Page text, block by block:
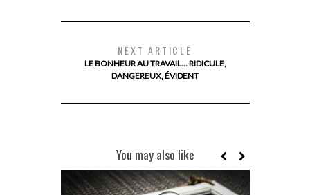
NEXT ARTICLE
LE BONHEUR AU TRAVAIL… RIDICULE,
DANGEREUX, ÉVIDENT
You may also like